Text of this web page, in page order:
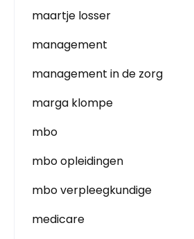
maartje losser
management
management in de zorg
marga klompe
mbo
mbo opleidingen
mbo verpleegkundige
medicare